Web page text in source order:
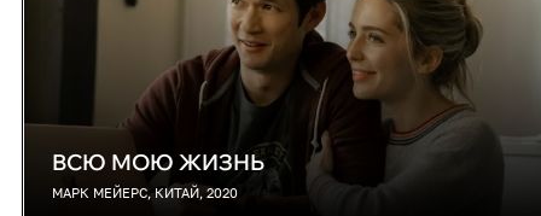
ВСЮ МОЮ ЖИЗНЬ
МАРК МЕЙЕРС, КИТАЙ, 2020